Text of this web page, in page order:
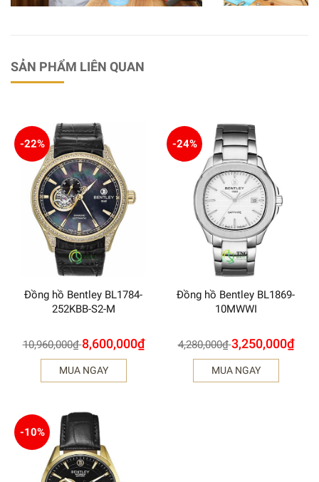
SẢN PHẨM LIÊN QUAN
-22%
Đồng hồ Bentley BL1784-
252KBB-S2-M
10,960,000₫ 8,600,000₫
MUA NGAY
-24%
Đồng hồ Bentley BL1869-
10MWWI
4,280,000₫ 3,250,000₫
MUA NGAY
-10%